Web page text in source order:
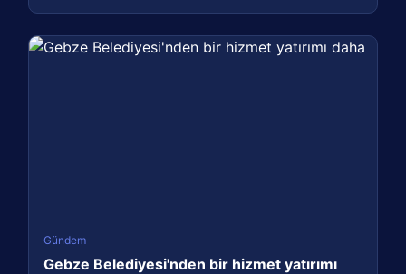
Gündem
Gebze Belediyesi'nden bir hizmet yatırımı